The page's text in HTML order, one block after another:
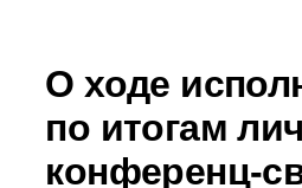
О ходе
по итогам
конференц-